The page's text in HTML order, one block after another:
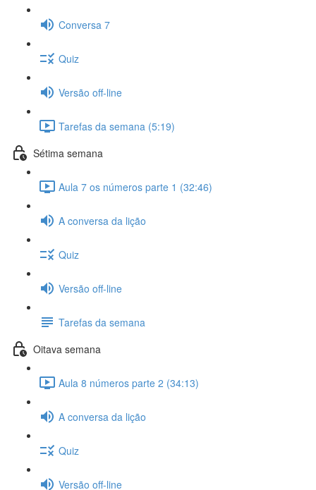
Conversa 7
Quiz
Versão off-line
Tarefas da semana (5:19)
Sétima semana
Aula 7 os números parte 1 (32:46)
A conversa da lição
Quiz
Versão off-line
Tarefas da semana
Oitava semana
Aula 8 números parte 2 (34:13)
A conversa da lição
Quiz
Versão off-line